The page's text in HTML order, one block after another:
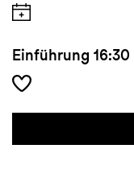
Einführung 16:30